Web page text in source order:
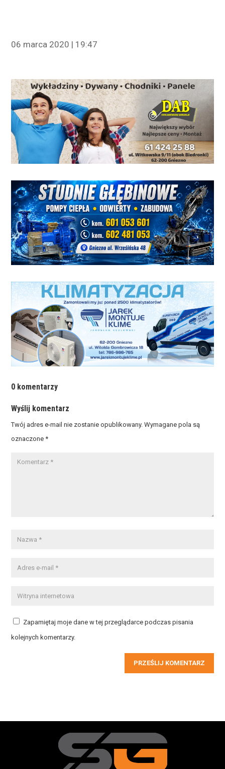
06 marca 2020 | 19:47
0 komentarzy
Wyślij komentarz
Twój adres e-mail nie zostanie opublikowany. Wymagane pola są
oznaczone*
Zapamiętaj moje dane w tej przeglądarce podczas pisania
kolejnych komentarzy.
PRZEŚLIJ KOMENTARZ